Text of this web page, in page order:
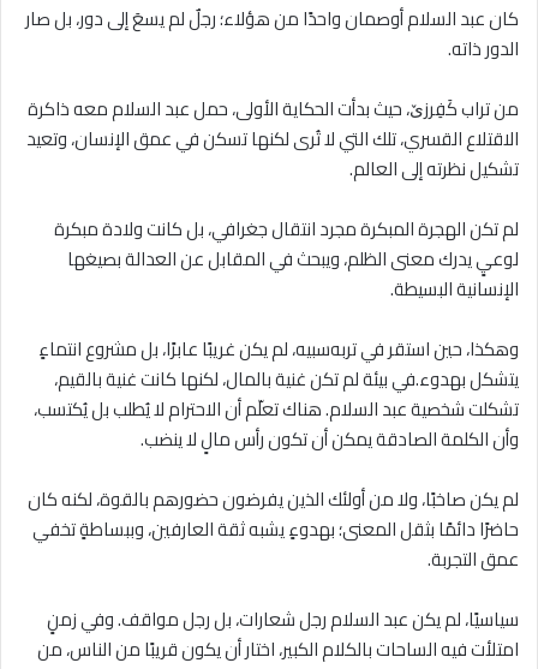
كان عبد السلام أوصمان واحدًا من هؤلاء؛ رجلٌ لم يسعَ إلى دور، بل صار
الدور ذاته.
من تراب كَفِرزێ، حيث بدأت الحكاية الأولى، حمل عبد السلام معه ذاكرة
الاقتلاع القسري، تلك التي لا تُرى لكنها تسكن في عمق الإنسان، وتعيد
تشكيل نظرته إلى العالم.
لم تكن الهجرة المبكرة مجرد انتقال جغرافي، بل كانت ولادة مبكرة
لوعيٍ يدرك معنى الظلم، ويبحث في المقابل عن العدالة بصيغها
الإنسانية البسيطة.
وهكذا، حين استقر في تربه‌سبيه، لم يكن غريبًا عابرًا، بل مشروع انتماءٍ
يتشكل بهدوء.في بيئة لم تكن غنية بالمال، لكنها كانت غنية بالقيم،
تشكلت شخصية عبد السلام. هناك تعلّم أن الاحترام لا يُطلب بل يُكتسب،
وأن الكلمة الصادقة يمكن أن تكون رأس مالٍ لا ينضب.
لم يكن صاخبًا، ولا من أولئك الذين يفرضون حضورهم بالقوة، لكنه كان
حاضرًا دائمًا بثقل المعنى؛ بهدوءٍ يشبه ثقة العارفين، وببساطةٍ تخفي
عمق التجربة.
سياسيًا، لم يكن عبد السلام رجل شعارات، بل رجل مواقف. وفي زمنٍ
امتلأت فيه الساحات بالكلام الكبير، اختار أن يكون قريبًا من الناس، من